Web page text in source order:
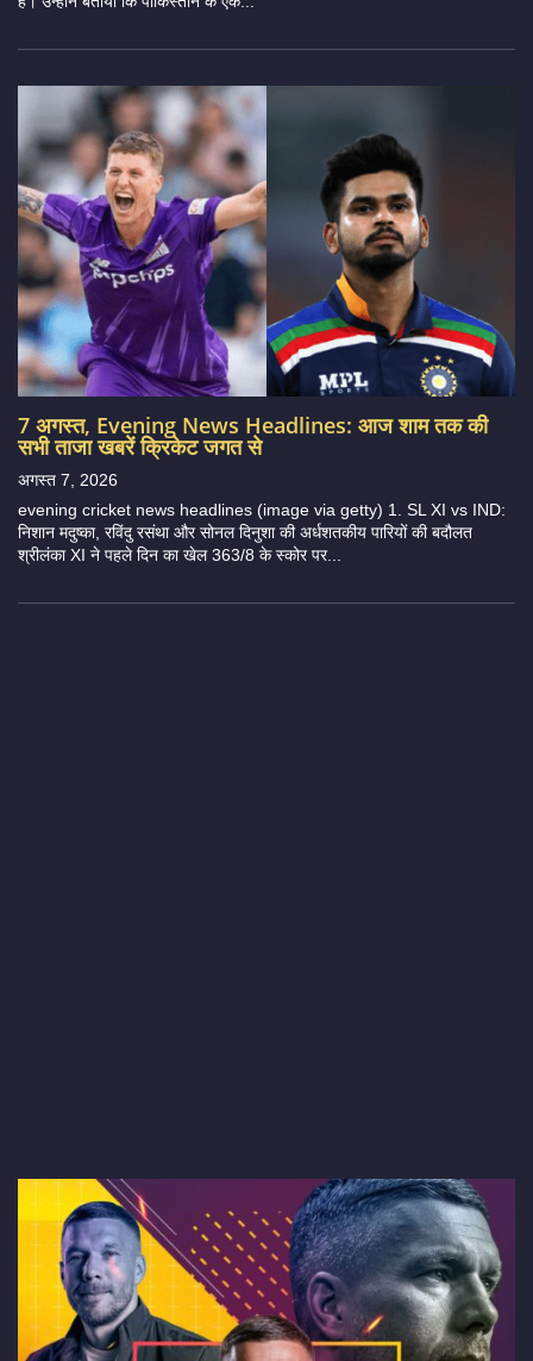
7 अगस्त, Evening News Headlines: आज शाम तक की
सभी ताजा खबरें क्रिकेट जगत से
अगस्त 7, 2026
evening cricket news headlines (image via getty) 1. SL XI vs IND:
निशान मदुष्का, रविंदु रसंथा और सोनल दिनुशा की अर्धशतकीय पारियों की बदौलत
श्रीलंका XI ने पहले दिन का खेल 363/8 के स्कोर पर...